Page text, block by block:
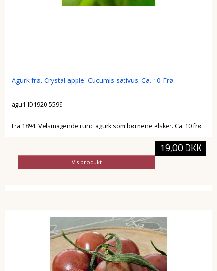
Agurk frø. Crystal apple. Cucumis sativus. Ca. 10 Frø.
agu1-ID1920-5599
Fra 1894. Velsmagende rund agurk som børnene elsker. Ca. 10 frø.
19,00 DKK
Vis produkt